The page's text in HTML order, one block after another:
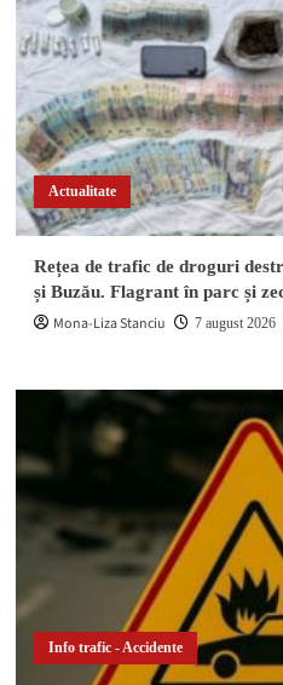
Actualitate
Rețea de trafic de droguri
și Buzău. Flagrant în parc și
Mona-Liza Stanciu 7 august 2026
Info trafic - Accidente